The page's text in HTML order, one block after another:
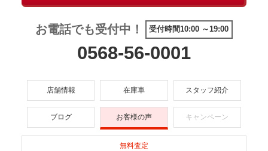
お電話でも受付中！ 受付時間10:00 ～19:00
0568-56-0001
店舗情報 在庫車 スタッフ紹介
ブログ お客様の声 キャンペーン
無料査定